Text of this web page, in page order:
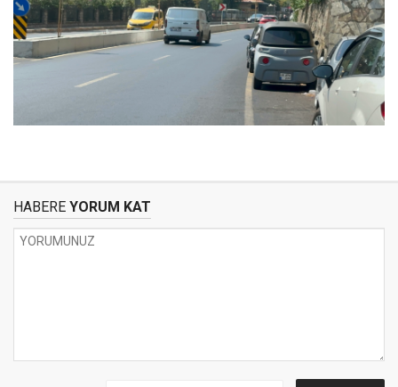
HABERE YORUM KAT